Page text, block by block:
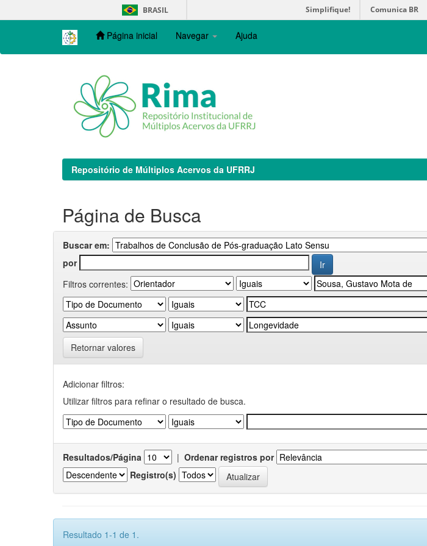
navigation
BRASIL Simplifique! Comunica BR
Página inicial Navegar Ajuda
Repositório de Múltiplos Acervos da UFRRJ
Página de Busca
Buscar em:
por
Filtros correntes:
Retornar valores
Adicionar filtros:
Utilizar filtros para refinar o resultado de busca.
Resultados/Página | Ordenar registros por
Registro(s)
Resultado 1-1 de 1.